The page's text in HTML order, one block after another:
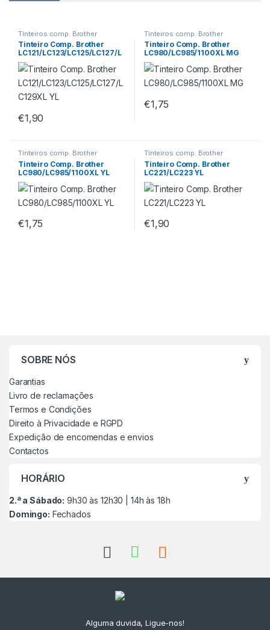
Tinteiros comp. Brother
Tinteiro Comp. Brother
LC121/LC123/LC125/LC127/L
C129XL YL
€1,90
Tinteiros comp. Brother
Tinteiro Comp. Brother
LC980/LC985/1100XL MG
€1,75
Tinteiros comp. Brother
Tinteiro Comp. Brother
LC980/LC985/1100XL YL
€1,75
Tinteiros comp. Brother
Tinteiro Comp. Brother
LC221/LC223 YL
€1,90
SOBRE NÓS
Garantias
Livro de reclamações
Termos e Condições
Direito à Privacidade e RGPD
Expedição de encomendas e envios
Contactos
HORÁRIO
2.ª a Sábado: 9h30 às 12h30 | 14h às 18h
Domingo: Fechados
Alguma duvida, Ligue-nos!